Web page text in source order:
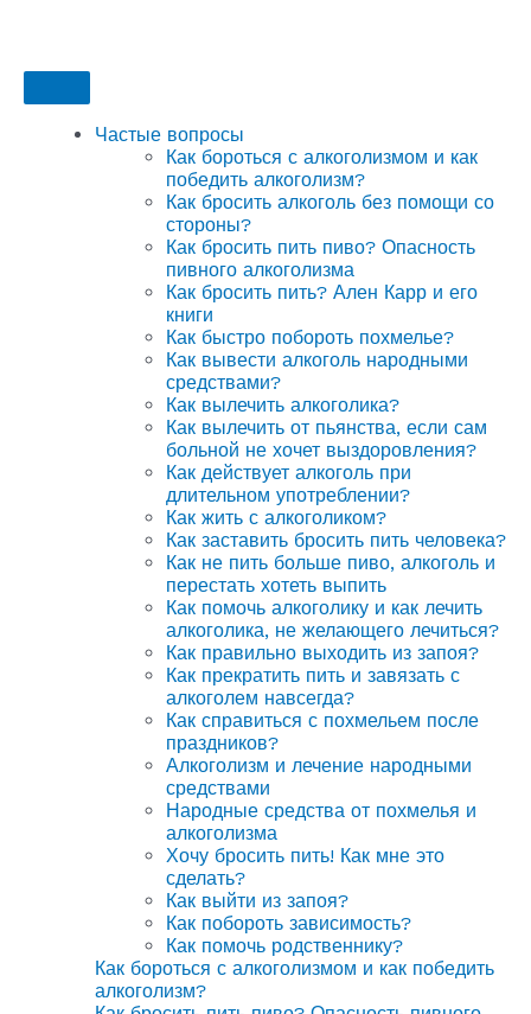
Частые вопросы
Как бороться с алкоголизмом и как
победить алкоголизм?
Как бросить алкоголь без помощи со
стороны?
Как бросить пить пиво? Опасность
пивного алкоголизма
Как бросить пить? Ален Карр и его
книги
Как быстро побороть похмелье?
Как вывести алкоголь народными
средствами?
Как вылечить алкоголика?
Как вылечить от пьянства, если сам
больной не хочет выздоровления?
Как действует алкоголь при
длительном употреблении?
Как жить с алкоголиком?
Как заставить бросить пить человека?
Как не пить больше пиво, алкоголь и
перестать хотеть выпить
Как помочь алкоголику и как лечить
алкоголика, не желающего лечиться?
Как правильно выходить из запоя?
Как прекратить пить и завязать с
алкоголем навсегда?
Как справиться с похмельем после
праздников?
Алкоголизм и лечение народными
средствами
Народные средства от похмелья и
алкоголизма
Хочу бросить пить! Как мне это
сделать?
Как выйти из запоя?
Как побороть зависимость?
Как помочь родственнику?
Как бороться с алкоголизмом и как победить
алкоголизм?